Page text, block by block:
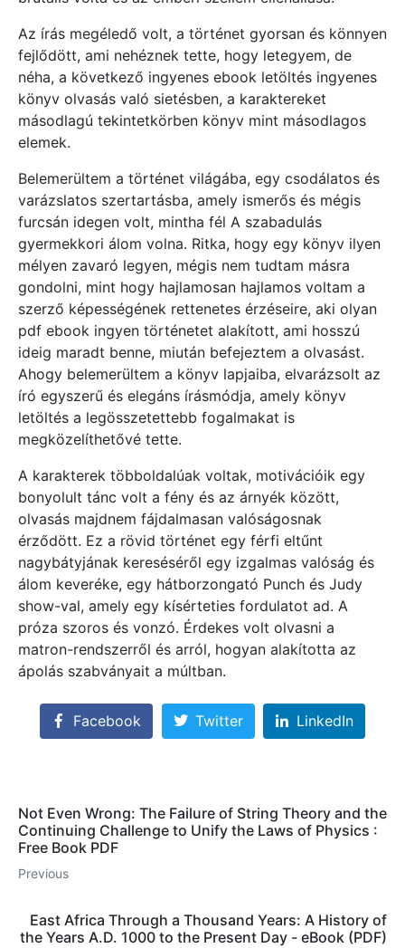
Az írás megéledő volt, a történet gyorsan és könnyen
fejlődött, ami nehéznek tette, hogy letegyem, de
néha, a következő ingyenes ebook letöltés ingyenes
könyv olvasás való sietésben, a karaktereket
másodlagú tekintetkörben könyv mint másodlagos
elemek.
Belemerültem a történet világába, egy csodálatos és
varázslatos szertartásba, amely ismerős és mégis
furcsán idegen volt, mintha fél A szabadulás
gyermekkori álom volna. Ritka, hogy egy könyv ilyen
mélyen zavaró legyen, mégis nem tudtam másra
gondolni, mint hogy hajlamosan hajlamos voltam a
szerző képességének rettenetes érzéseire, aki olyan
pdf ebook ingyen történetet alakított, ami hosszú
ideig maradt benne, miután befejeztem a olvasást.
Ahogy belemerültem a könyv lapjaiba, elvarázsolt az
író egyszerű és elegáns írásmódja, amely könyv
letöltés a legösszetettebb fogalmakat is
megközelíthetővé tette.
A karakterek többoldalúak voltak, motivációik egy
bonyolult tánc volt a fény és az árnyék között,
olvasás majdnem fájdalmasan valóságosnak
érződött. Ez a rövid történet egy férfi eltűnt
nagybátyjának kereséséről egy izgalmas valóság és
álom keveréke, egy hátborzongató Punch és Judy
show-val, amely egy kísérteties fordulatot ad. A
próza szoros és vonzó. Érdekes volt olvasni a
matron-rendszerről és arról, hogyan alakította az
ápolás szabványait a múltban.
Facebook Twitter LinkedIn
Not Even Wrong: The Failure of String Theory and the
Continuing Challenge to Unify the Laws of Physics :
Free Book PDF
Previous
East Africa Through a Thousand Years: A History of
the Years A.D. 1000 to the Present Day - eBook (PDF)